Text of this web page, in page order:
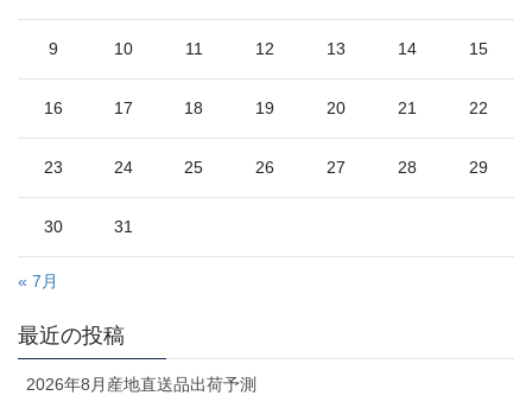
9 10 11 12 13 14 15
16 17 18 19 20 21 22
23 24 25 26 27 28 29
30 31
« 7月
最近の投稿
2026年8月産地直送品出荷予測